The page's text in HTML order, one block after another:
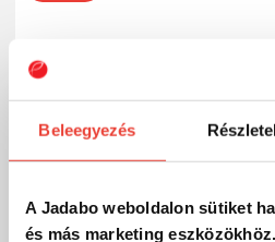
Beleegyezés
A Jadabo weboldalon sütiket
és más marketing eszközökhöz.